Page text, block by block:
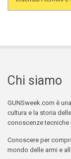
Search
Chi siamo
GUNSweek.com è
cultura e la storia
conoscenze tecniche
Conoscere per
mondo delle armi e